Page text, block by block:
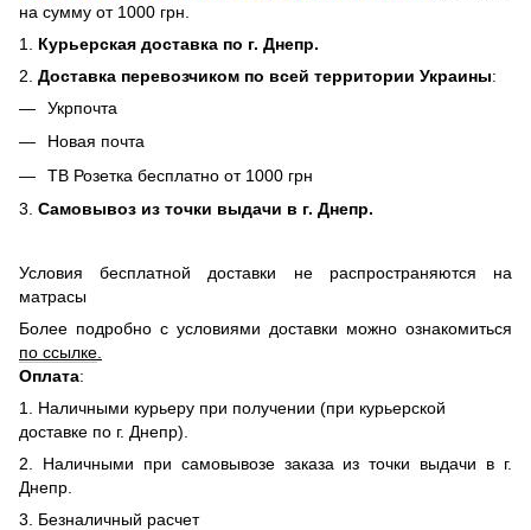
на сумму от 1000 грн.
1. Курьерская доставка по г. Днепр.
2. Доставка перевозчиком по всей территории Украины:
Укрпочта
Новая почта
ТВ Розетка бесплатно от 1000 грн
3. Самовывоз из точки выдачи в г. Днепр.
Условия бесплатной доставки не распространяются на
матрасы
Более подробно с условиями доставки можно ознакомиться
по ссылке
Оплата:
1. Наличными курьеру при получении (при курьерской
доставке по г. Днепр).
2. Наличными при самовывозе заказа из точки выдачи в г.
Днепр.
3. Безналичный расчет